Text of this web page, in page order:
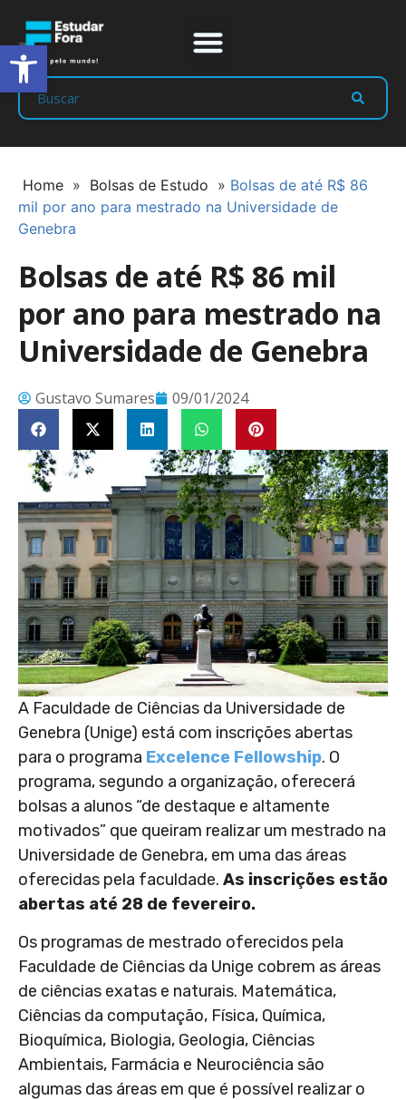
Home » Bolsas de Estudo » Bolsas de até R$ 86
mil por ano para mestrado na Universidade de
Genebra
Bolsas de até R$ 86 mil
por ano para mestrado na
Universidade de Genebra
Gustavo Sumares 09/01/2024
A Faculdade de Ciências da Universidade de
Genebra (Unige) está com inscrições abertas
para o programa Excelence Fellowship. O
programa, segundo a organização, oferecerá
bolsas a alunos “de destaque e altamente
motivados” que queiram realizar um mestrado na
Universidade de Genebra, em uma das áreas
oferecidas pela faculdade. As inscrições estão
abertas até 28 de fevereiro.
Os programas de mestrado oferecidos pela
Faculdade de Ciências da Unige cobrem as áreas
de ciências exatas e naturais. Matemática,
Ciências da computação, Física, Química,
Bioquímica, Biologia, Geologia, Ciências
Ambientais, Farmácia e Neurociência são
algumas das áreas em que é possível realizar o
Abrir a barra de ferramentas